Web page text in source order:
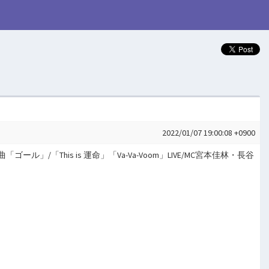
2022/01/07 19:00:08 +0900
ゴール」/「This is 運命」「Va-Va-Voom」LIVE/MC宮本佳林・長谷